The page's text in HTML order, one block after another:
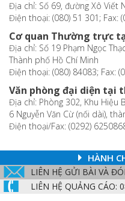
Địa chỉ: Số 69, đường Xô Viết
Điện thoại: (080) 51 301; Fax:
Cơ quan Thường trực
Địa chỉ: Số 19 Phạm Ngọc
Thành phố Hồ Chí Minh
Điện thoại: (080) 84083; Fax:
Văn phòng đại diện tại
Địa chỉ: Phòng 302, Khu Hiệu
6 Nguyễn Văn Cừ (nối dài),
Điện thoại/Fax: (0292)
HÀNH
LIÊN HỆ GỬI BÀI VÀ
LIÊN HỆ QUẢNG CÁO: